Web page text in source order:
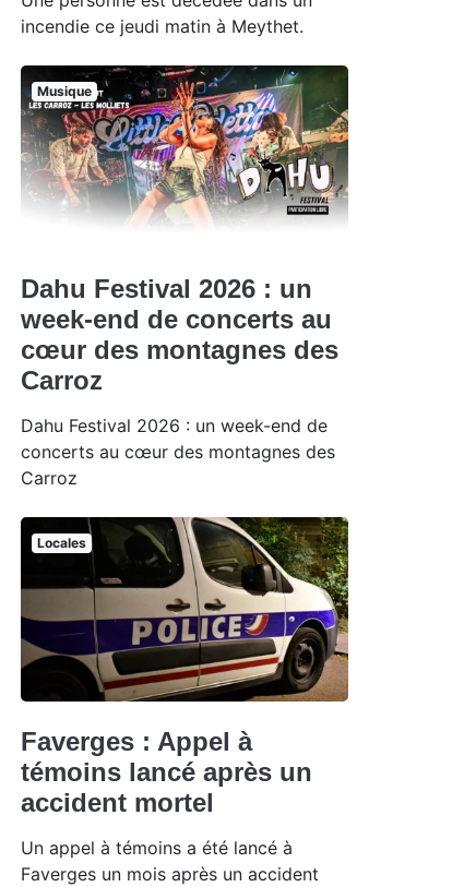
incendie ce jeudi matin à Meythet.
Musique
Dahu Festival 2026 : un
week-end de concerts au
cœur des montagnes des
Carroz
Dahu Festival 2026 : un week-end de
concerts au cœur des montagnes des
Carroz
Locales
Faverges : Appel à
témoins lancé après un
accident mortel
Un appel à témoins a été lancé à
Faverges un mois après un accident